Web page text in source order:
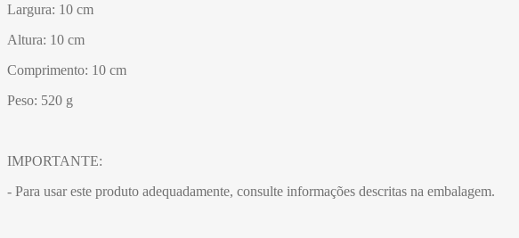
Largura: 10 cm
Altura: 10 cm
Comprimento: 10 cm
Peso: 520 g
IMPORTANTE:
- Para usar este produto adequadamente, consulte informações descritas na embalagem.